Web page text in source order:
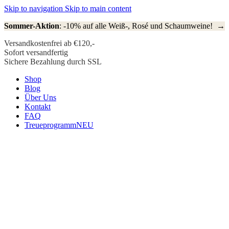
Skip to navigation Skip to main content
Sommer-Aktion: -10% auf alle Weiß-, Rosé und Schaumweine! →
Versandkostenfrei ab €120,-
Sofort versandfertig
Sichere Bezahlung durch SSL
Shop
Blog
Über Uns
Kontakt
FAQ
TreueprogrammNEU